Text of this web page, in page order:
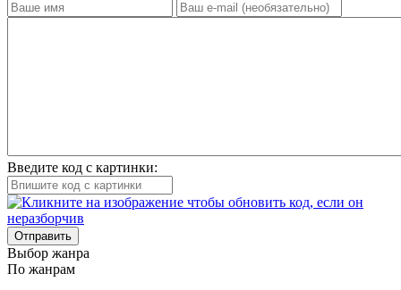
Введите код с картинки:
Отправить
Вы­бор жан­ра
По жан­рам